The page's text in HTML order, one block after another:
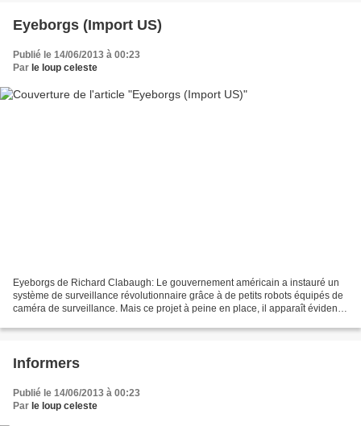
Eyeborgs (Import US)
Publié le 14/06/2013 à 00:23
Par le loup celeste
Eyeborgs de Richard Clabaugh: Le gouvernement américain a instauré un
système de surveillance révolutionnaire grâce à de petits robots équipés de
caméra de surveillance. Mais ce projet à peine en place, il apparaît évident
Informers
Publié le 14/06/2013 à 00:23
Par le loup celeste